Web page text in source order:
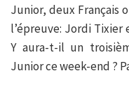
Junior, deux Français
l’épreuve: Jordi Tixier
Y aura-t-il un
Junior ce week-end ?